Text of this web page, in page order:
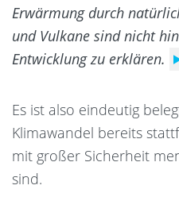
Erwärmung durch
und Vulkane sind nicht
Entwicklung zu erklären.
Es ist also eindeutig
Klimawandel bereits
mit großer Sicherheit
sind.